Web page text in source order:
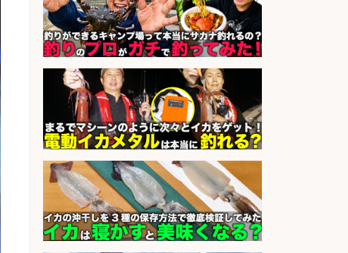
sponsored by 求人ボックス
ホールスタッフ/20代～30代が活躍
中/高時給/週3日～OK/お肉・お魚料
理のキッチンスタッフ@西武池袋/
東京都
会社名 株式会社ディンプル
sponsored by 求人ボックス
日払いOKで即日収入/キッチンスタ
ッフ/「神戸市灘区」お魚の加工や
お刺身の盛り付け/王子公園駅徒歩4
分のスーパー/未経験歓迎のシフト
制日勤/自転車・バイク通勤OK